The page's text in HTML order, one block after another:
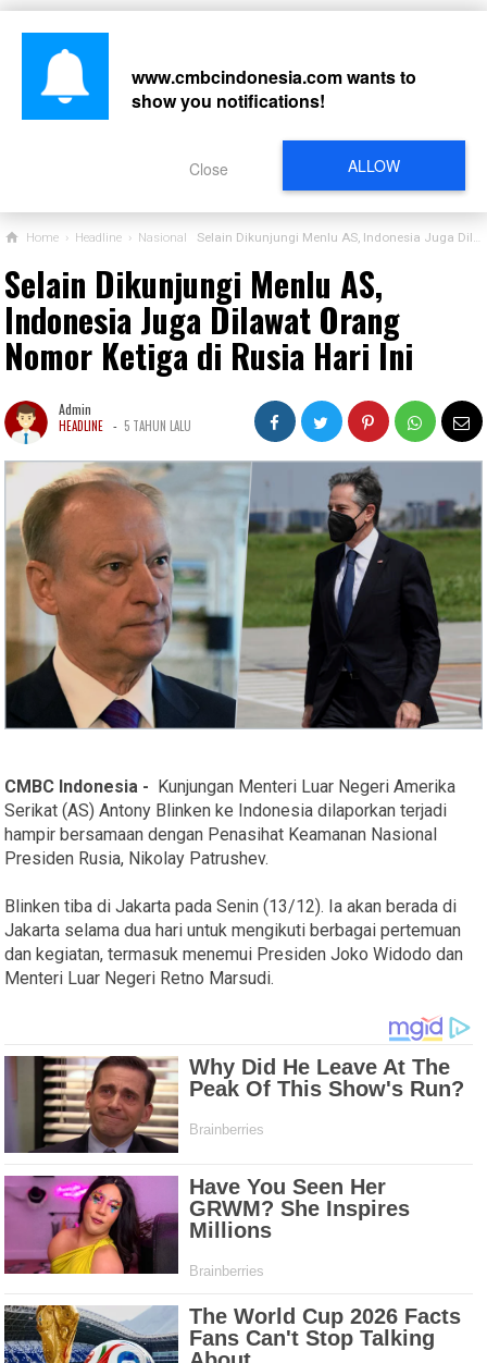
Home › Headline › Nasional Selain Dikunjungi Menlu AS, Indonesia Juga Dilawat Orang Nomor Ketiga di Rusia Hari Ini
Selain Dikunjungi Menlu AS,
Indonesia Juga Dilawat Orang
Nomor Ketiga di Rusia Hari Ini
Admin
HEADLINE - 5 TAHUN LALU
CMBC Indonesia - Kunjungan Menteri Luar Negeri Amerika
Serikat (AS) Antony Blinken ke Indonesia dilaporkan terjadi
hampir bersamaan dengan Penasihat Keamanan Nasional
Presiden Rusia, Nikolay Patrushev.
Blinken tiba di Jakarta pada Senin (13/12). Ia akan berada di
Jakarta selama dua hari untuk mengikuti berbagai pertemuan
dan kegiatan, termasuk menemui Presiden Joko Widodo dan
Menteri Luar Negeri Retno Marsudi.
www.cmbcindonesia.comwants to
show you notifications!
ALLOW
Close